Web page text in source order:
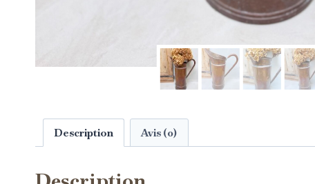
Description Avis (0)